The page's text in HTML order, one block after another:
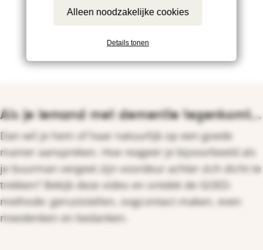
Alleen noodzakelijke cookies
Details tonen
Als je iemand met dementie tegenkomt...
Dan wil je hem of haar natuurlijk op een goede
manier aanspreken. Hoe reageer je bijvoorbeeld als
je buurman vergeet zijn voordeur achter zich dicht te
trekken? Bekijk deze video en ontdek de GOED-
methode: geruststellen, oogcontact maken, even
meedenken en bedanken.